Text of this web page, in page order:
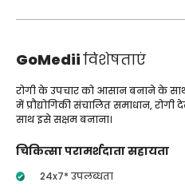
GoMediiविशेषताएं
रोगी के उपचार को आसान बनाने के
में प्रौद्योगिकी संचालित समाधान,
साथ इसे सक्षम बनाना।
चिकित्सा परामर्शदाता सहायता
24x7* उपलब्धता